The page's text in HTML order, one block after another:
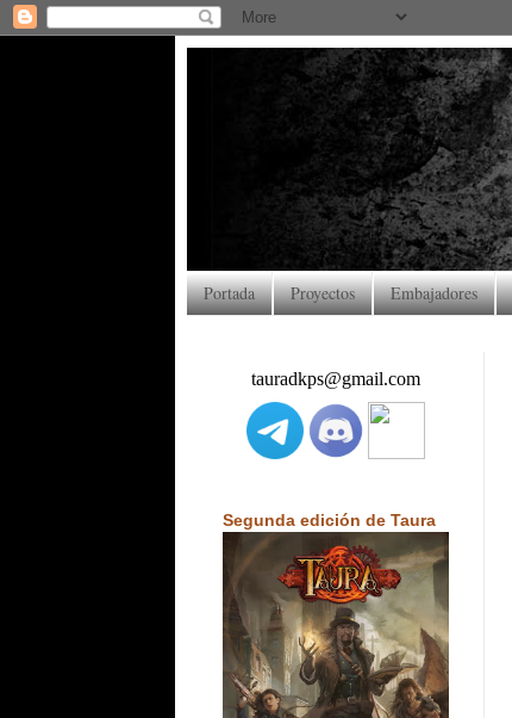
Portada Proyectos Embajadores
tauradkps@gmail.com
Segunda edición de Taura